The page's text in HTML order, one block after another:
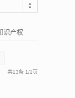
产权
共13条 1/1页